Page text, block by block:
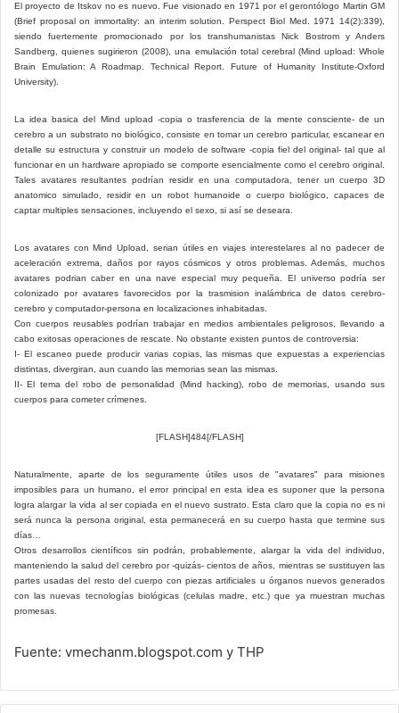
El proyecto de Itskov no es nuevo. Fue visionado en 1971 por el gerontólogo Martin GM
(Brief proposal on immortality: an interim solution. Perspect Biol Med. 1971 14(2):339),
siendo fuertemente promocionado por los transhumanistas Nick Bostrom y Anders
Sandberg, quienes sugirieron (2008), una emulación total cerebral (Mind upload: Whole
Brain Emulation: A Roadmap. Technical Report. Future of Humanity Institute-Oxford
University).
La idea basica del Mind upload -copia o trasferencia de la mente consciente- de un
cerebro a un substrato no biológico, consiste en tomar un cerebro particular, escanear en
detalle su estructura y construir un modelo de software -copia fiel del original- tal que al
funcionar en un hardware apropiado se comporte esencialmente como el cerebro original.
Tales avatares resultantes podrían residir en una computadora, tener un cuerpo 3D
anatomico simulado, residir en un robot humanoide o cuerpo biológico, capaces de
captar multiples sensaciones, incluyendo el sexo, si así se deseara.
Los avatares con Mind Upload, serian útiles en viajes interestelares al no padecer de
aceleración extrema, daños por rayos cósmicos y otros problemas. Además, muchos
avatares podrian caber en una nave especial muy pequeña. El universo podría ser
colonizado por avatares favorecidos por la trasmision inalámbrica de datos cerebro-
cerebro y computador-persona en localizaciones inhabitadas.
Con cuerpos reusables podrían trabajar en medios ambientales peligrosos, llevando a
cabo exitosas operaciones de rescate. No obstante existen puntos de controversia:
I- El escaneo puede producir varias copias, las mismas que expuestas a experiencias
distintas, divergiran, aun cuando las memorias sean las mismas.
II- El tema del robo de personalidad (Mind hacking), robo de memorias, usando sus
cuerpos para cometer crímenes.
[FLASH]484[/FLASH]
Naturalmente, aparte de los seguramente útiles usos de "avatares" para misiones
imposibles para un humano, el error principal en esta idea es suponer que la persona
logra alargar la vida al ser copiada en el nuevo sustrato. Esta claro que la copia no es ni
será nunca la persona original, esta permanecerá en su cuerpo hasta que termine sus
días…
Otros desarrollos científicos sin podrán, probablemente, alargar la vida del individuo,
manteniendo la salud del cerebro por -quizás- cientos de años, mientras se sustituyen las
partes usadas del resto del cuerpo con piezas artificiales u órganos nuevos generados
con las nuevas tecnologías biológicas (celulas madre, etc.) que ya muestran muchas
promesas.
Fuente: vmechanm.blogspot.com y THP